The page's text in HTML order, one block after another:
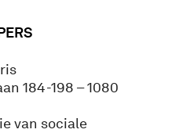
184-198 – 1080
van sociale